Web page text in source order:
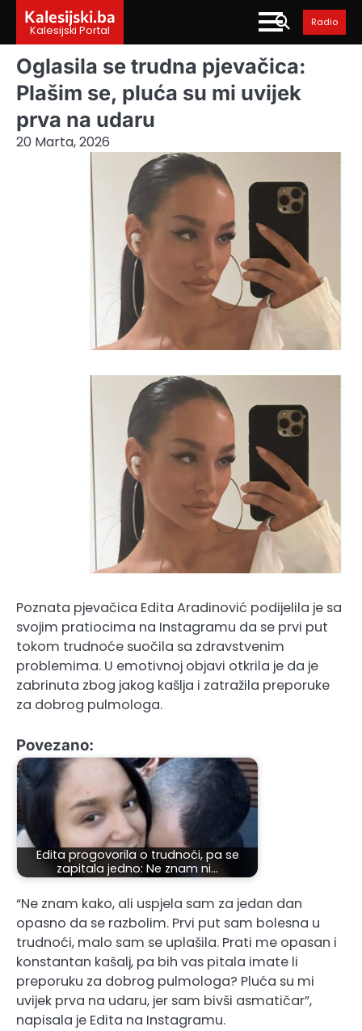
content
Kalesijski.ba
Kalesijski Portal
Radio
Oglasila se trudna pjevačica:
Plašim se, pluća su mi uvijek
prva na udaru
20 Marta, 2026
Poznata pjevačica Edita Aradinović podijelila je sa
svojim pratiocima na Instagramu da se prvi put
tokom trudnoće suočila sa zdravstvenim
problemima. U emotivnoj objavi otkrila je da je
zabrinuta zbog jakog kašlja i zatražila preporuke
za dobrog pulmologa.
Povezano:
Edita progovorila o trudnoći, pa se
zapitala jedno: Ne znam ni…
“Ne znam kako, ali uspjela sam za jedan dan
opasno da se razbolim. Prvi put sam bolesna u
trudnoći, malo sam se uplašila. Prati me opasan i
konstantan kašalj, pa bih vas pitala imate li
preporuku za dobrog pulmologa? Pluća su mi
uvijek prva na udaru, jer sam bivši asmatičar”,
napisala je Edita na Instagramu.